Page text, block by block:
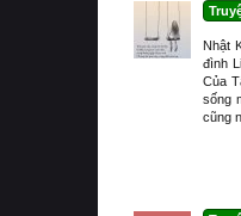
Nhật
đình
Của
sống
cũng